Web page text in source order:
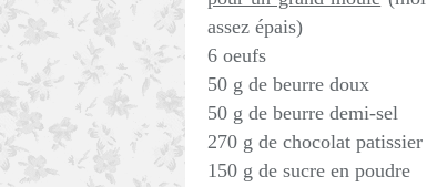
assez épais)
6 oeufs
50 g de beurre doux
50 g de beurre demi-sel
270 g de chocolat patissier
150 g de sucre en poudre